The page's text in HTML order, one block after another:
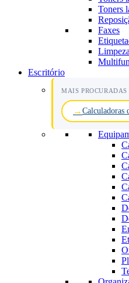
Toners
Faxes
Escritório
MAIS PROCURADAS
Calculadoras